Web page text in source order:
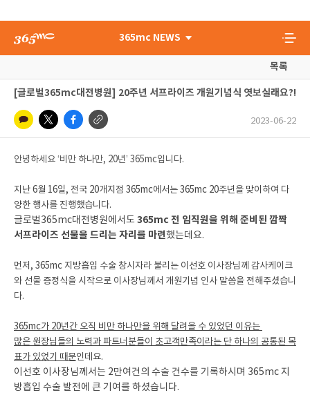
365mc NEWS
목록
[글로벌365mc대전병원] 20주년 서프라이즈 개원기념식 엿보실래요?!
2023-06-22
안녕하세요 ‘비만 하나만, 20년’ 365mc입니다.
지난 6월 16일, 전국 20개지점 365mc에서는 365mc 20주년을 맞이하여 다
양한 행사를 진행했습니다.
글로벌365mc대전병원에서도365mc 전 임직원을 위해 준비된 깜짝
서프라이즈 선물을 드리는 자리를 마련했는데요.
먼저, 365mc 지방흡입 수술 창시자라 불리는 이선호 이사장님께 감사케이크
와 선물 증정식을 시작으로 이사장님께서 개원기념 인사 말씀을 전해주셨습니
다.
365mc가 20년간 오직 비만 하나만을 위해 달려올 수 있었던 이유는
많은 원장님들의 노력과 파트너분들이 초고객만족이라는 단 하나의 공통된 목
표가 있었기 때문인데요.
이선호 이사장님께서는 2만여건의 수술 건수를 기록하시며 365mc 지
방흡입 수술 발전에 큰 기여를 하셨습니다.